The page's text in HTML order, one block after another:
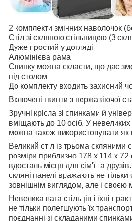
2 комплекти змінних наволочок
Стіл зі скляною стільницею (3
Дуже простий у догляді
Алюмінієва рама
Спинку можна скласти, що дає
під столом
До комплекту входить захисний
Включені гвинти з нержавіючої
Зручні крісла зі спинками й
вміщають до 10 осіб. У невеликих
можна також використовувати як
Великий стіл із трьома скляними
розміри приблизно 178 x 114 x 72
вдосталь місця для сім'ї та
скляні панелі вражають не тільки
зовнішнім виглядом, але і своєю
Невелика вага стільців і їхні
не тільки полегшують їх
поєднанні зі складаними